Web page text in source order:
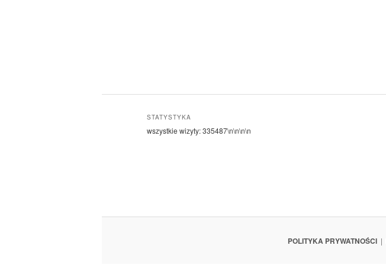
STATYSTYKA
wszystkie wizyty:335487\n\n\n\n
POLITYKA PRYWATNOŚCI